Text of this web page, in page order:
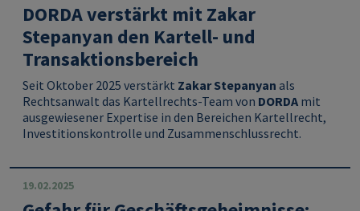
DORDA verstärkt mit Zakar
Stepanyan den Kartell- und
Transaktionsbereich
Seit Oktober 2025 verstärkt Zakar Stepanyan als
Rechtsanwalt das Kartellrechts-Team von DORDA mit
ausgewiesener Expertise in den Bereichen Kartellrecht,
Investitionskontrolle und Zusammenschlussrecht.
19.02.2025